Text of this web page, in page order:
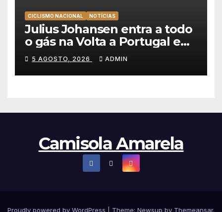
CICLISMO NACIONAL NOTÍCIAS
Julius Johansen entra a todo
o gás na Volta a Portugal e
lidera dobradinha da UAE
Team Emirates em Lisboa
5 AGOSTO, 2026 ADMIN
Camisola Amarela
Proudly powered by WordPress Theme: Newsup by Themeansar.